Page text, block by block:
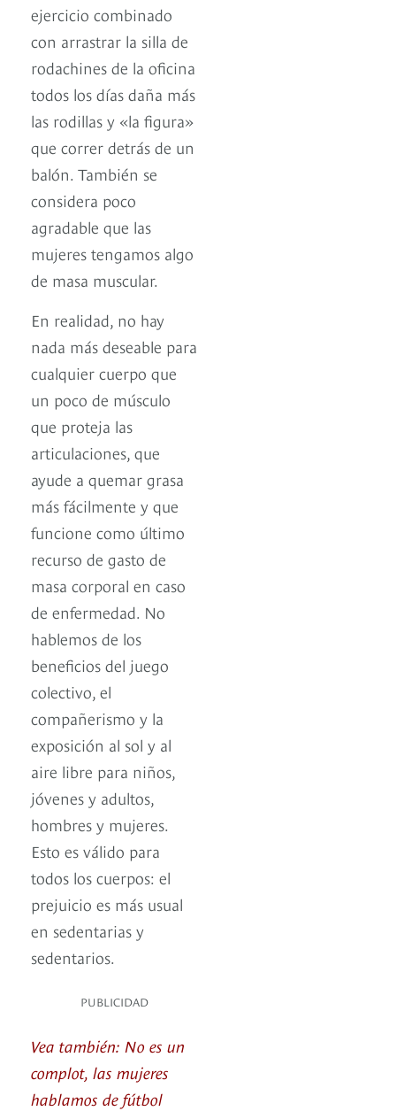
ejercicio combinado
con arrastrar la silla de
rodachines de la oficina
todos los días daña más
las rodillas y «la figura»
que correr detrás de un
balón. También se
considera poco
agradable que las
mujeres tengamos algo
de masa muscular.
En realidad, no hay
nada más deseable para
cualquier cuerpo que
un poco de músculo
que proteja las
articulaciones, que
ayude a quemar grasa
más fácilmente y que
funcione como último
recurso de gasto de
masa corporal en caso
de enfermedad. No
hablemos de los
beneficios del juego
colectivo, el
compañerismo y la
exposición al sol y al
aire libre para niños,
jóvenes y adultos,
hombres y mujeres.
Esto es válido para
todos los cuerpos: el
prejuicio es más usual
en sedentarias y
sedentarios.
PUBLICIDAD
Vea también: No es un
complot, las mujeres
hablamos de fútbol